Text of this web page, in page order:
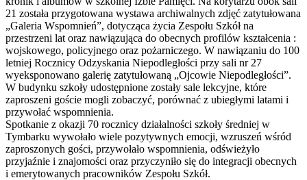
21 została przygotowana wystawa archiwalnych zdjęć zatytułowana
„Galeria Wspomnień”, dotycząca życia Zespołu Szkół na
przestrzeni lat oraz nawiązująca do obecnych profilów kształcenia :
wojskowego, policyjnego oraz pożarniczego. W nawiązaniu do 100
letniej Rocznicy Odzyskania Niepodległości przy sali nr 27
wyeksponowano galerię zatytułowaną „Ojcowie Niepodległości”.
W budynku szkoły udostępnione zostały sale lekcyjne, które
zaproszeni goście mogli zobaczyć, porównać z ubiegłymi latami i
przywołać wspomnienia.
Spotkanie z okazji 70 rocznicy działalności szkoły średniej w
Tymbarku wywołało wiele pozytywnych emocji, wzruszeń wśród
zaproszonych gości, przywołało wspomnienia, odświeżyło
przyjaźnie i znajomości oraz przyczyniło się do integracji obecnych
i emerytowanych pracowników Zespołu Szkół.